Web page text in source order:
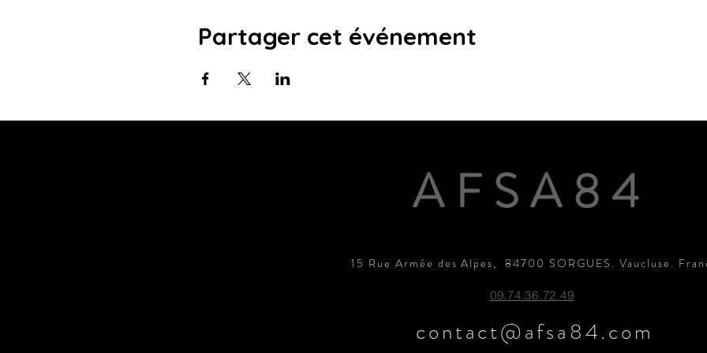
Partager cet événement
AFSA84
15 Rue Armée des Alpes, 84700 SORGUES. Vaucluse.
09.74.36.72.49
contact@afsa84.com